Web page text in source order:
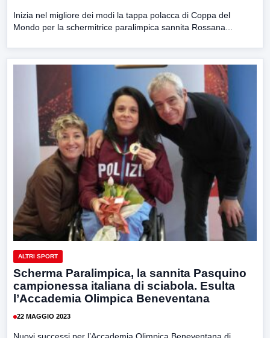
Inizia nel migliore dei modi la tappa polacca di Coppa del
Mondo per la schermitrice paralimpica sannita Rossana...
ALTRI SPORT
Scherma Paralimpica, la sannita Pasquino
campionessa italiana di sciabola. Esulta
l’Accademia Olimpica Beneventana
22 MAGGIO 2023